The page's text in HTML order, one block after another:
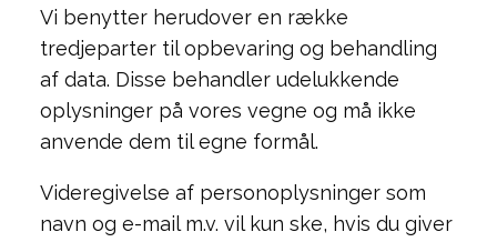
Vi benytter herudover en række
tredjeparter til opbevaring og behandling
af data. Disse behandler udelukkende
oplysninger på vores vegne og må ikke
anvende dem til egne formål.
Videregivelse af personoplysninger som
navn og e-mail m.v. vil kun ske, hvis du giver